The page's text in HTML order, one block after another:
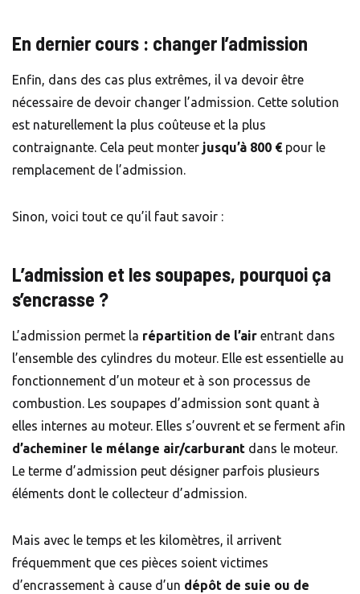
En dernier cours : changer l’admission
Enfin, dans des cas plus extrêmes, il va devoir être
nécessaire de devoir changer l’admission. Cette solution
est naturellement la plus coûteuse et la plus
contraignante. Cela peut monter jusqu’à 800 € pour le
remplacement de l’admission.
Sinon, voici tout ce qu’il faut savoir :
L’admission et les soupapes, pourquoi ça
s’encrasse ?
L’admission permet la répartition de l’air entrant dans
l’ensemble des cylindres du moteur. Elle est essentielle au
fonctionnement d’un moteur et à son processus de
combustion. Les soupapes d’admission sont quant à
elles internes au moteur. Elles s’ouvrent et se ferment afin
d’acheminer le mélange air/carburant dans le moteur.
Le terme d’admission peut désigner parfois plusieurs
éléments dont le collecteur d’admission.
Mais avec le temps et les kilomètres, il arrivent
fréquemment que ces pièces soient victimes
d’encrassement à cause d’un dépôt de suie ou de